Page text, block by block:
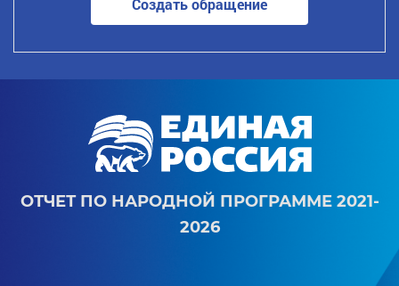
ОТЧЕТ ПО НАРОДНОЙ ПРОГРАММЕ 2021-
2026